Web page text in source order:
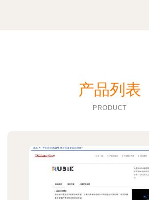
产品列表
PRODUCT